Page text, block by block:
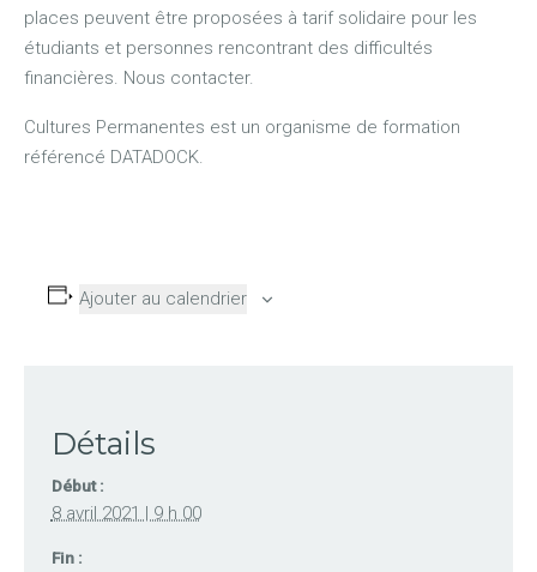
places peuvent être proposées à tarif solidaire pour les
étudiants et personnes rencontrant des difficultés
financières. Nous contacter.
Cultures Permanentes est un organisme de formation
référencé DATADOCK.
Ajouter au calendrier
Détails
Début :
8 avril 2021 | 9 h 00
Fin :